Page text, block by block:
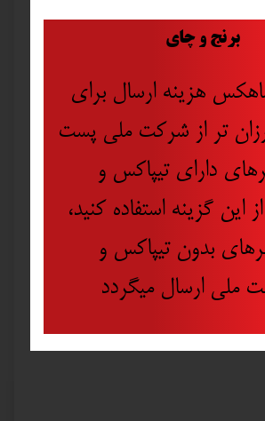
برنج و چای
هزینه ارسال برای
تر از شرکت ملی پست
دارای تیپاکس و
گزینه استفاده کنید،
بدون تیپاکس و
ملی ارسال میگردد